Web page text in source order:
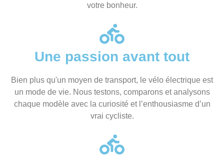
votre bonheur.
Une passion avant tout
Bien plus qu'un moyen de transport, le vélo électrique est
un mode de vie. Nous testons, comparons et analysons
chaque modèle avec la curiosité et l’enthousiasme d’un
vrai cycliste.